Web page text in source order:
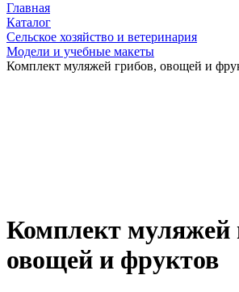
Главная
Каталог
Сельское хозяйство и ветеринария
Модели и учебные макеты
Комплект муляжей грибов, овощей и
Комплект муляжей
овощей и фруктов